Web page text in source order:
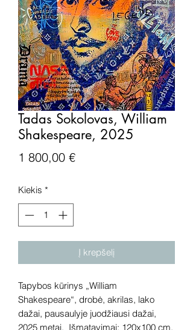
Tadas Sokolovas, William
Shakespeare, 2025
1 800,00 €Price
Kiekis *
Į krepšelį
Tapybos kūrinys „William
Shakespeare“, drobė, akrilas, lako
dažai, pausaulyje juodžiausi dažai,
2025 metai. Išmatavimai: 120x100 cm.